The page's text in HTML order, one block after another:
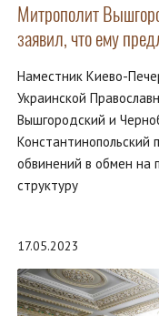
Митрополит
заявил, что ему
Наместник Киево-
Украинской
Вышгородский и
Константинопольский
обвинений в обмен на
структуру
17.05.2023